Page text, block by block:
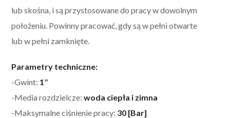
lub skośna, i są przystosowane do pracy w dowolnym
położeniu. Powinny pracować, gdy są w pełni otwarte
lub w pełni zamknięte.
Parametry techniczne:
-Gwint: 1″
-Media rozdzielcze:woda ciepła i zimna
-Maksymalne ciśnienie pracy: 30 [Bar]